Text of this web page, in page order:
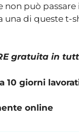
può passare
una di queste t-
gratuita in
10 giorni
online